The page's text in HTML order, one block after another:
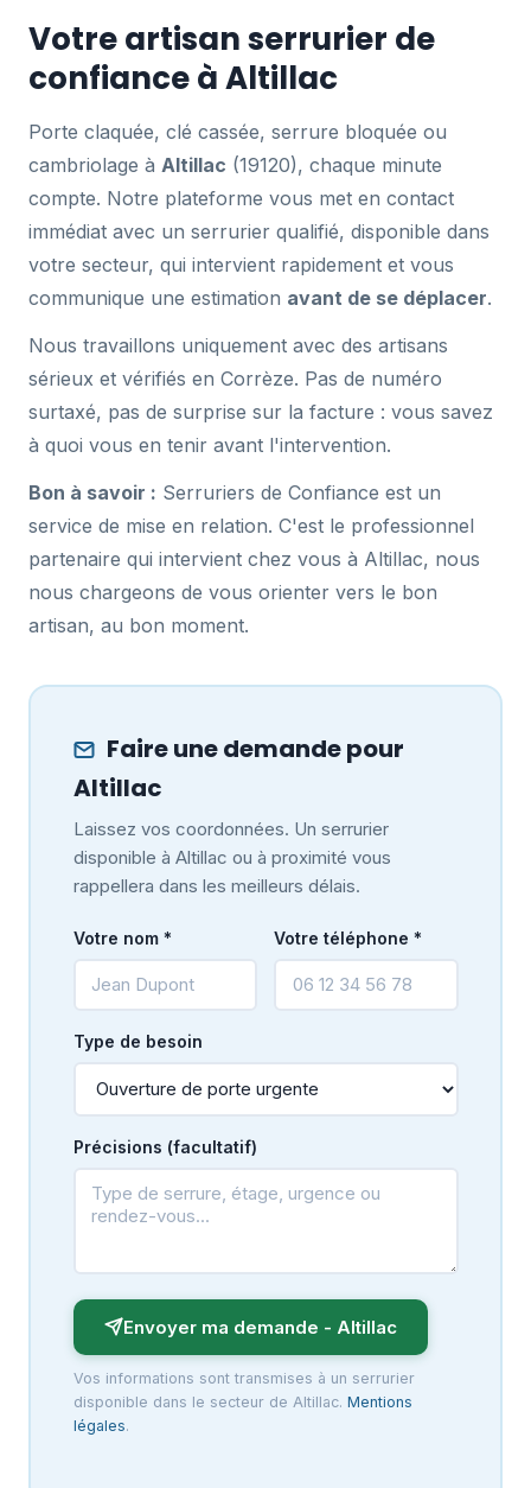
Votre artisan serrurier de
confiance à Altillac
Porte claquée, clé cassée, serrure bloquée ou
cambriolage à Altillac (19120), chaque minute
compte. Notre plateforme vous met en contact
immédiat avec un serrurier qualifié, disponible dans
votre secteur, qui intervient rapidement et vous
communique une estimation avant de se déplacer.
Nous travaillons uniquement avec des artisans
sérieux et vérifiés en Corrèze. Pas de numéro
surtaxé, pas de surprise sur la facture : vous savez
à quoi vous en tenir avant l'intervention.
Bon à savoir : Serruriers de Confiance est un
service de mise en relation. C'est le professionnel
partenaire qui intervient chez vous à Altillac, nous
nous chargeons de vous orienter vers le bon
artisan, au bon moment.
Faire une demande pour
Altillac
Laissez vos coordonnées. Un serrurier
disponible à Altillac ou à proximité vous
rappellera dans les meilleurs délais.
Votre nom * Votre téléphone *
Type de besoin
Précisions (facultatif)
Envoyer ma demande - Altillac
Vos informations sont transmises à un serrurier
disponible dans le secteur de Altillac. Mentions
légales.